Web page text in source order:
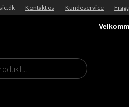
Kontakt os Kundeservice